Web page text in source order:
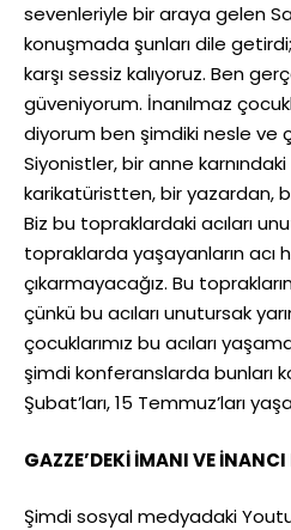
sevenleriyle bir araya gelen
konuşmada şunları dile
karşı sessiz kalıyoruz. Ben
güveniyorum. İnanılmaz
diyorum ben şimdiki nesle ve
Siyonistler, bir anne
karikatüristten, bir yazardan,
Biz bu topraklardaki acıları
topraklarda yaşayanların acı
çıkarmayacağız. Bu
çünkü bu acıları unutursak
çocuklarımız bu acıları
şimdi konferanslarda bunları
Şubat’ları, 15 Temmuz’ları
GAZZE’DEKİ İMANI VE İNANCI
Şimdi sosyal medyadaki